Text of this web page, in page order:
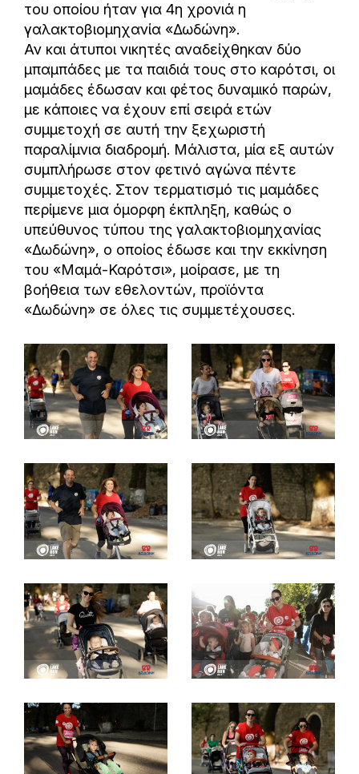
του οποίου ήταν για 4η χρονιά η
γαλακτοβιομηχανία «Δωδώνη».
Αν και άτυποι νικητές αναδείχθηκαν δύο
μπαμπάδες με τα παιδιά τους στο καρότσι, οι
μαμάδες έδωσαν και φέτος δυναμικό παρών,
με κάποιες να έχουν επί σειρά ετών
συμμετοχή σε αυτή την ξεχωριστή
παραλίμνια διαδρομή. Μάλιστα, μία εξ αυτών
συμπλήρωσε στον φετινό αγώνα πέντε
συμμετοχές. Στον τερματισμό τις μαμάδες
περίμενε μια όμορφη έκπληξη, καθώς ο
υπεύθυνος τύπου της γαλακτοβιομηχανίας
«Δωδώνη», ο οποίος έδωσε και την εκκίνηση
του «Μαμά-Καρότσι», μοίρασε, με τη
βοήθεια των εθελοντών, προϊόντα
«Δωδώνη» σε όλες τις συμμετέχουσες.